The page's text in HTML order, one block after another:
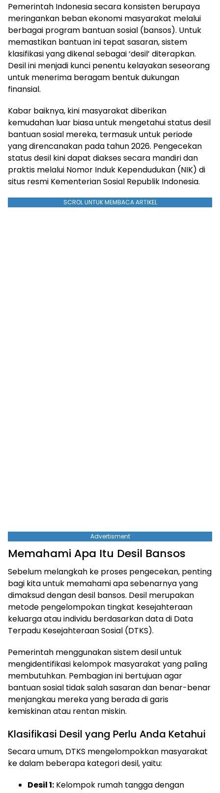
Pemerintah Indonesia secara konsisten berupaya
meringankan beban ekonomi masyarakat melalui
berbagai program bantuan sosial (bansos). Untuk
memastikan bantuan ini tepat sasaran, sistem
klasifikasi yang dikenal sebagai ‘desil’ diterapkan.
Desil ini menjadi kunci penentu kelayakan seseorang
untuk menerima beragam bentuk dukungan
finansial.
Kabar baiknya, kini masyarakat diberikan
kemudahan luar biasa untuk mengetahui status desil
bantuan sosial mereka, termasuk untuk periode
yang direncanakan pada tahun 2026. Pengecekan
status desil kini dapat diakses secara mandiri dan
praktis melalui Nomor Induk Kependudukan (NIK) di
situs resmi Kementerian Sosial Republik Indonesia.
SCROL UNTUK MEMBACA ARTIKEL
Advertisment
Memahami Apa Itu Desil Bansos
Sebelum melangkah ke proses pengecekan, penting
bagi kita untuk memahami apa sebenarnya yang
dimaksud dengan desil bansos. Desil merupakan
metode pengelompokan tingkat kesejahteraan
keluarga atau individu berdasarkan data di Data
Terpadu Kesejahteraan Sosial (DTKS).
Pemerintah menggunakan sistem desil untuk
mengidentifikasi kelompok masyarakat yang paling
membutuhkan. Pembagian ini bertujuan agar
bantuan sosial tidak salah sasaran dan benar-benar
menjangkau mereka yang berada di garis
kemiskinan atau rentan miskin.
Klasifikasi Desil yang Perlu Anda Ketahui
Secara umum, DTKS mengelompokkan masyarakat
ke dalam beberapa kategori desil, yaitu:
Desil 1: Kelompok rumah tangga dengan